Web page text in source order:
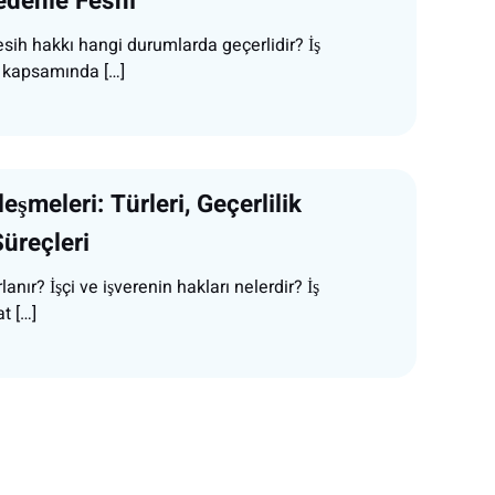
hakkı hangi durumlarda geçerlidir? İş
[…]
Türleri, Geçerlilik
İşçi ve işverenin hakları nelerdir? İş
[…]